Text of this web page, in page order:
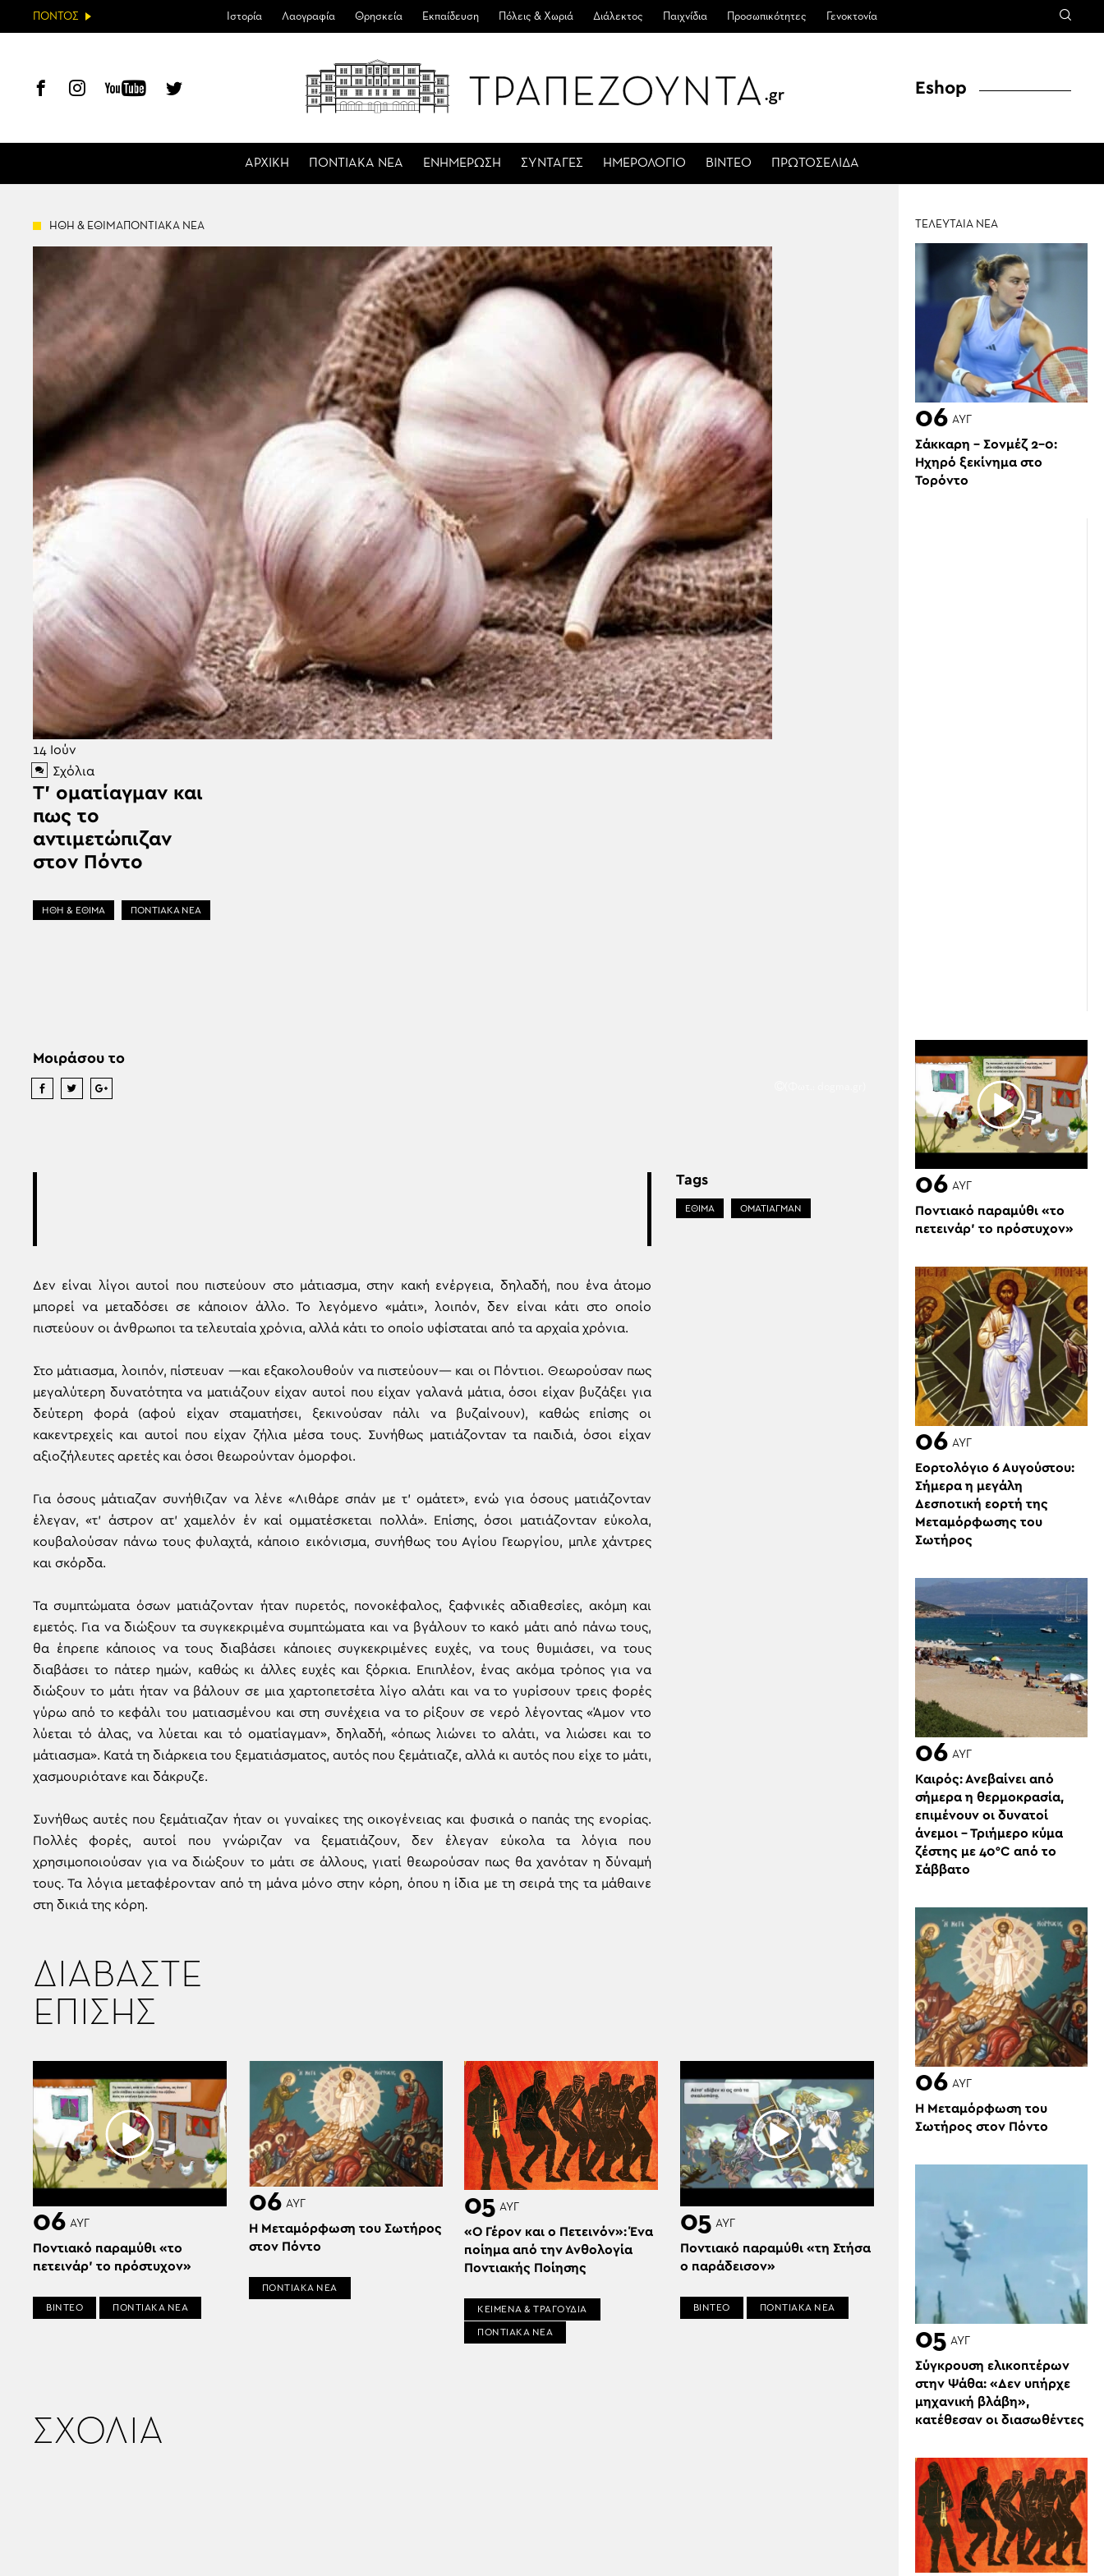
ΠΟΝΤΟΣ Ιστορία Λαογραφία Θρησκεία Εκπαίδευση Πόλεις & Χωριά Διάλεκτος Παιχνίδια Προσωπικότητες Γενοκτονία
ΑΡΧΙΚΗ ΠΟΝΤΙΑΚΑ ΝΕΑ ΕΝΗΜΕΡΩΣΗ ΣΥΝΤΑΓΕΣ ΗΜΕΡΟΛΟΓΙΟ ΒΙΝΤΕΟ ΠΡΩΤΟΣΕΛΙΔΑ
Eshop
ΗΘΗ & ΕΘΙΜΑΠΟΝΤΙΑΚΑ ΝΕΑ
14 Ιούν
Σχόλια
Τ’ οματίαγμαν και
πως το
αντιμετώπιζαν
στον Πόντο
ΗΘΗ & ΕΘΙΜΑ ΠΟΝΤΙΑΚΑ ΝΕΑ
Μοιράσου το
Δεν είναι λίγοι αυτοί που πιστεύουν στο μάτιασμα, στην κακή ενέργεια, δηλαδή, που ένα άτομο
μπορεί να μεταδόσει σε κάποιον άλλο. Το λεγόμενο «μάτι», λοιπόν, δεν είναι κάτι στο οποίο
πιστεύουν οι άνθρωποι τα τελευταία χρόνια, αλλά κάτι το οποίο υφίσταται από τα αρχαία χρόνια.
Στο μάτιασμα, λοιπόν, πίστευαν —και εξακολουθούν να πιστεύουν— και οι Πόντιοι. Θεωρούσαν πως
μεγαλύτερη δυνατότητα να ματιάζουν είχαν αυτοί που είχαν γαλανά μάτια, όσοι είχαν βυζάξει για
δεύτερη φορά (αφού είχαν σταματήσει, ξεκινούσαν πάλι να βυζαίνουν), καθώς επίσης οι
κακεντρεχείς και αυτοί που είχαν ζήλια μέσα τους. Συνήθως ματιάζονταν τα παιδιά, όσοι είχαν
αξιοζήλευτες αρετές και όσοι θεωρούνταν όμορφοι.
Για όσους μάτιαζαν συνήθιζαν να λένε «Λιθάρε σπάν με τ’ ομάτετ», ενώ για όσους ματιάζονταν
έλεγαν, «τ’ άστρον ατ’ χαμελόν έν καί ομματέσκεται πολλά». Επίσης, όσοι ματιάζονταν εύκολα,
κουβαλούσαν πάνω τους φυλαχτά, κάποιο εικόνισμα, συνήθως του Αγίου Γεωργίου, μπλε χάντρες
και σκόρδα.
Τα συμπτώματα όσων ματιάζονταν ήταν πυρετός, πονοκέφαλος, ξαφνικές αδιαθεσίες, ακόμη και
εμετός. Για να διώξουν τα συγκεκριμένα συμπτώματα και να βγάλουν το κακό μάτι από πάνω τους,
θα έπρεπε κάποιος να τους διαβάσει κάποιες συγκεκριμένες ευχές, να τους θυμιάσει, να τους
διαβάσει το πάτερ ημών, καθώς κι άλλες ευχές και ξόρκια. Επιπλέον, ένας ακόμα τρόπος για να
διώξουν το μάτι ήταν να βάλουν σε μια χαρτοπετσέτα λίγο αλάτι και να το γυρίσουν τρεις φορές
γύρω από το κεφάλι του ματιασμένου και στη συνέχεια να το ρίξουν σε νερό λέγοντας «Άμον ντο
λύεται τό άλας, να λύεται και τό οματίαγμαν», δηλαδή, «όπως λιώνει το αλάτι, να λιώσει και το
μάτιασμα». Κατά τη διάρκεια του ξεματιάσματος, αυτός που ξεμάτιαζε, αλλά κι αυτός που είχε το μάτι,
χασμουριότανε και δάκρυζε.
Συνήθως αυτές που ξεμάτιαζαν ήταν οι γυναίκες της οικογένειας και φυσικά ο παπάς της ενορίας.
Πολλές φορές, αυτοί που γνώριζαν να ξεματιάζουν, δεν έλεγαν εύκολα τα λόγια που
χρησιμοποιούσαν για να διώξουν το μάτι σε άλλους, γιατί θεωρούσαν πως θα χανόταν η δύναμή
τους. Τα λόγια μεταφέρονταν από τη μάνα μόνο στην κόρη, όπου η ίδια με τη σειρά της τα μάθαινε
στη δικιά της κόρη.
Tags
ΕΘΙΜΑ ΟΜΑΤΙΑΓΜΑΝ
ΔΙΑΒΑΣΤΕ
ΕΠΙΣΗΣ
06 ΑΥΓ
Ποντιακό παραμύθι «το
πετεινάρ’ το πρόστυχον»
ΒΙΝΤΕΟ ΠΟΝΤΙΑΚΑ ΝΕΑ
06 ΑΥΓ
Η Μεταμόρφωση του Σωτήρος
στον Πόντο
ΠΟΝΤΙΑΚΑ ΝΕΑ
05 ΑΥΓ
«Ο Γέρον και ο Πετεινόν»: Ένα
ποίημα από την Ανθολογία
Ποντιακής Ποίησης
ΚΕΙΜΕΝΑ & ΤΡΑΓΟΥΔΙΑ
ΠΟΝΤΙΑΚΑ ΝΕΑ
05 ΑΥΓ
Ποντιακό παραμύθι «τη Στήσα
ο παράδεισον»
ΒΙΝΤΕΟ ΠΟΝΤΙΑΚΑ ΝΕΑ
ΣΧΟΛΙΑ
ΤΕΛΕΥΤΑΙΑ ΝΕΑ
06 ΑΥΓ
Σάκκαρη – Σονμέζ 2-0:
Ηχηρό ξεκίνημα στο
Τορόντο
06 ΑΥΓ
Ποντιακό παραμύθι «το
πετεινάρ’ το πρόστυχον»
06 ΑΥΓ
Εορτολόγιο 6 Αυγούστου:
Σήμερα η μεγάλη
Δεσποτική εορτή της
Μεταμόρφωσης του
Σωτήρος
06 ΑΥΓ
Καιρός: Ανεβαίνει από
σήμερα η θερμοκρασία,
επιμένουν οι δυνατοί
άνεμοι – Τριήμερο κύμα
ζέστης με 40°C από το
Σάββατο
06 ΑΥΓ
Η Μεταμόρφωση του
Σωτήρος στον Πόντο
05 ΑΥΓ
Σύγκρουση ελικοπτέρων
στην Ψάθα: «Δεν υπήρχε
μηχανική βλάβη»,
κατέθεσαν οι διασωθέντες